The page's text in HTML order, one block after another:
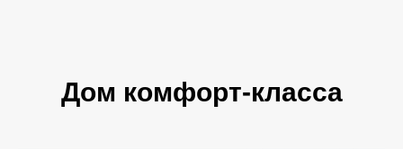
Дом комфорт-класса